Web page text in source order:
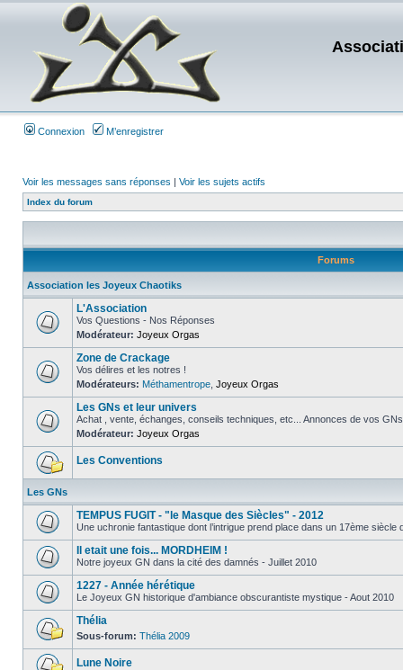
Connexion M’enregistrer
Voir les messages sans réponses | Voir les sujets actifs
Index du forum
Forums
Association les Joyeux Chaotiks
L'Association
Vos Questions - Nos Réponses
Modérateur: Joyeux Orgas
Zone de Crackage
Vos délires et les notres !
Modérateurs: Méthamentrope Joyeux Orgas
Les GNs et leur univers
Achat , vente, échanges, conseils techniques, etc... Annonces de vos
Modérateur: Joyeux Orgas
Les Conventions
Les GNs
TEMPUS FUGIT - "le Masque des Siècles" - 2012
Une uchronie fantastique dont l’intrigue prend place dans un 17ème siècle
Il etait une fois... MORDHEIM !
Notre joyeux GN dans la cité des damnés - Juillet 2010
1227 - Année hérétique
Le Joyeux GN historique d'ambiance obscurantiste mystique - Aout 2010
Thélia
Sous-forum: Thélia 2009
Lune Noire